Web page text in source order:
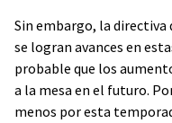
Sin embargo, la directiva
se logran avances en
probable que los
a la mesa en el futuro.
menos por esta